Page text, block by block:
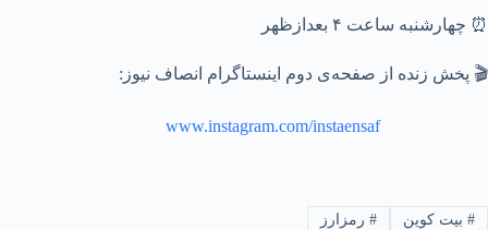
⏰ چهارشنبه ساعت ۴ بعدازظهر
🎬 پخش زنده از صفحه‌ی دوم اینستاگرام انصاف نیوز:
www.instagram.com/instaensaf
#بیت کوین #رمزارز